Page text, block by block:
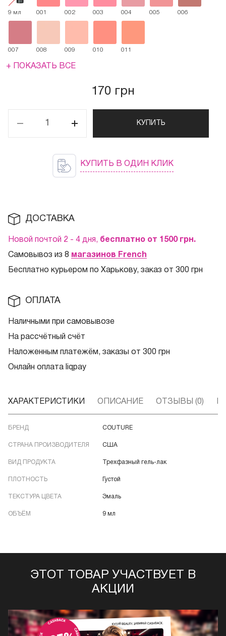
9 мл 001 002 003 004 005 006
007 008 009 010 011
+ ПОКАЗАТЬ ВСЕ
170 грн
КУПИТЬ
КУПИТЬ В ОДИН КЛИК
ДОСТАВКА
Новой почтой 2 - 4 дня, бесплатно от 1500 грн.
Самовывоз из 8 магазинов French
Бесплатно курьером по Харькову, заказ от 300 грн
ОПЛАТА
Наличными при самовывозе
На рассчётный счёт
Наложенным платежём, заказы от 300 грн
Онлайн оплата liqpay
ХАРАКТЕРИСТИКИ ОПИСАНИЕ ОТЗЫВЫ (0)
БРЕНД COUTURE
СТРАНА ПРОИЗВОДИТЕЛЯ США
ВИД ПРОДУКТА Трехфазный гель-лак
ПЛОТНОСТЬ Густой
ТЕКСТУРА ЦВЕТА Эмаль
ОБЪЁМ 9 мл
ЭТОТ ТОВАР УЧАСТВУЕТ В
АКЦИИ